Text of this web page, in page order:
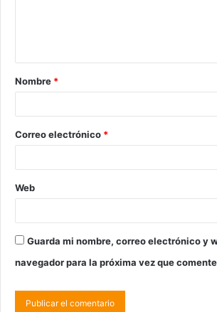
Nombre *
Correo electrónico *
Web
Guarda mi nombre, correo electrónico y
navegador para la próxima vez que